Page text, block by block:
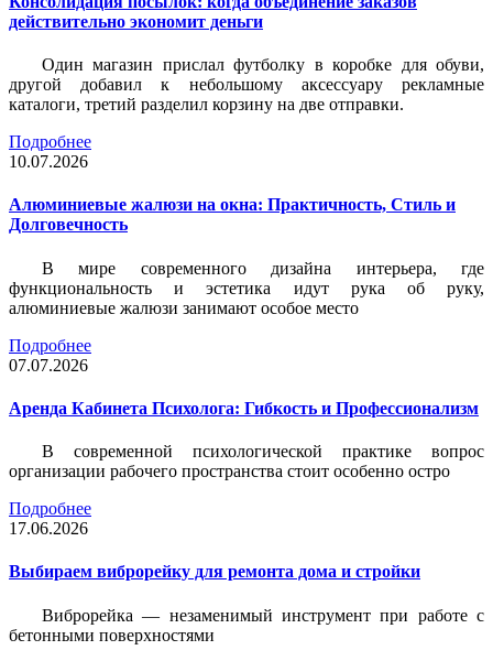
действительно экономит деньги
Один магазин прислал футболку в коробке для обуви,
другой добавил к небольшому аксессуару рекламные
каталоги, третий разделил корзину на две отправки.
Подробнее
10.07.2026
Алюминиевые жалюзи на окна: Практичность, Стиль и
Долговечность
В мире современного дизайна интерьера, где
функциональность и эстетика идут рука об руку,
алюминиевые жалюзи занимают особое место
Подробнее
07.07.2026
Аренда Кабинета Психолога: Гибкость и Профессионализм
В современной психологической практике вопрос
организации рабочего пространства стоит особенно остро
Подробнее
17.06.2026
Выбираем виброрейку для ремонта дома и стройки
Виброрейка — незаменимый инструмент при работе с
бетонными поверхностями